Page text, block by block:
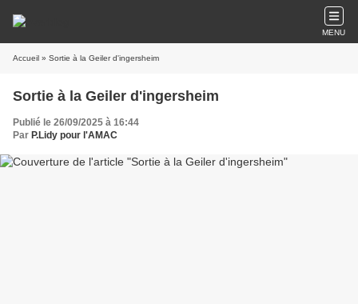
MENU
Accueil » Sortie à la Geiler d'ingersheim
Sortie à la Geiler d'ingersheim
Publié le 26/09/2025 à 16:44
Par P.Lidy pour l'AMAC